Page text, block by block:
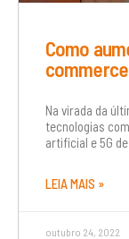
Como
Na virada da
tecnologias
artificial e 5G
LEIA MAIS »
outubro 24, 2022